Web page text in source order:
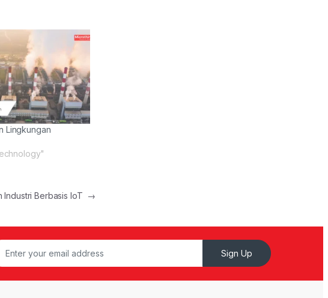
Lingkungan
Industri Berbasis IoT →
Sign Up